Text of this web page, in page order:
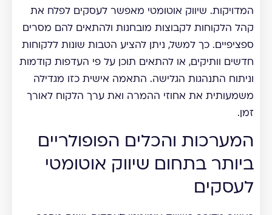
המדויקות. שיווק אוטומטי מאפשר לעסקים לפלח את
קהל הלקוחות לקבוצות מובחנות ולהתאים להם מסרים
ספציפיים. כך למשל, ניתן להציע הטבות שונות ללקוחות
חדשים וותיקים, או להתאים תוכן על פי העדפות קודמות
וניתוח התנהגות הגלישה. התאמה אישית כזו מגדילה
משמעותית את אחוזי ההמרה ואת ערך הלקוח לאורך
זמן.
המערכות והכלים הפופולריים
ביותר בתחום שיווק אוטומטי
לעסקים